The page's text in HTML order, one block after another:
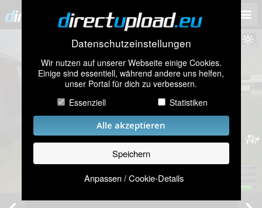
Datenschutzeinstellungen
Wir nutzen auf unserer Webseite einige Cookies.
Einige sind essentiell, während andere uns helfen,
unser Portal für dich zu verbessern.
Essenziell
Statistiken
Alle akzeptieren
Speichern
Anpassen / Cookie-Details